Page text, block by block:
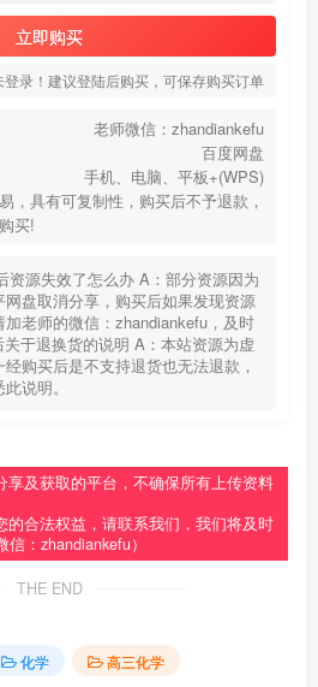
立即购买
登录！建议登陆后购买，可保存购买订单
老师微信：zhandiankefu
百度网盘
手机、电脑、平板+(WPS)
，具有可复制性，购买后不予退款，
买!
资源失效了怎么办 A：部分资源因为
盘取消分享，购买后如果发现资源
老师的微信：zhandiankefu，及时
于退换货的说明 A：本站资源为虚
购买后是不支持退货也无法退款，
说明。
享及获取的平台，不确保所有上传资料
的合法权益，请联系我们，我们将及时
信：zhandiankefu）
THE END
化学
高三化学